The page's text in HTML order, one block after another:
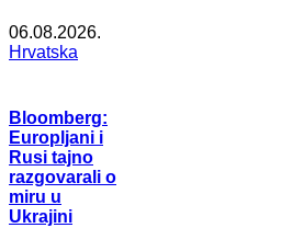
06.08.2026.
Hrvatska
Bloomberg:
Europljani i
Rusi tajno
razgovarali o
miru u
Ukrajini